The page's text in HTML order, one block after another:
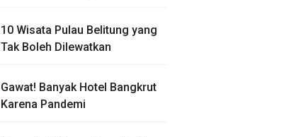
10 Wisata Pulau Belitung yang
Tak Boleh Dilewatkan
Gawat! Banyak Hotel Bangkrut
Karena Pandemi